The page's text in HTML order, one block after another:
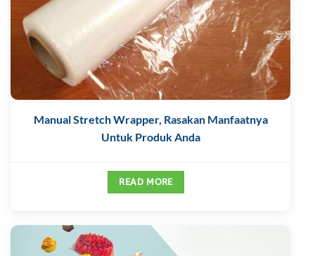
Manual Stretch Wrapper, Rasakan Manfaatnya
Untuk Produk Anda
READ MORE